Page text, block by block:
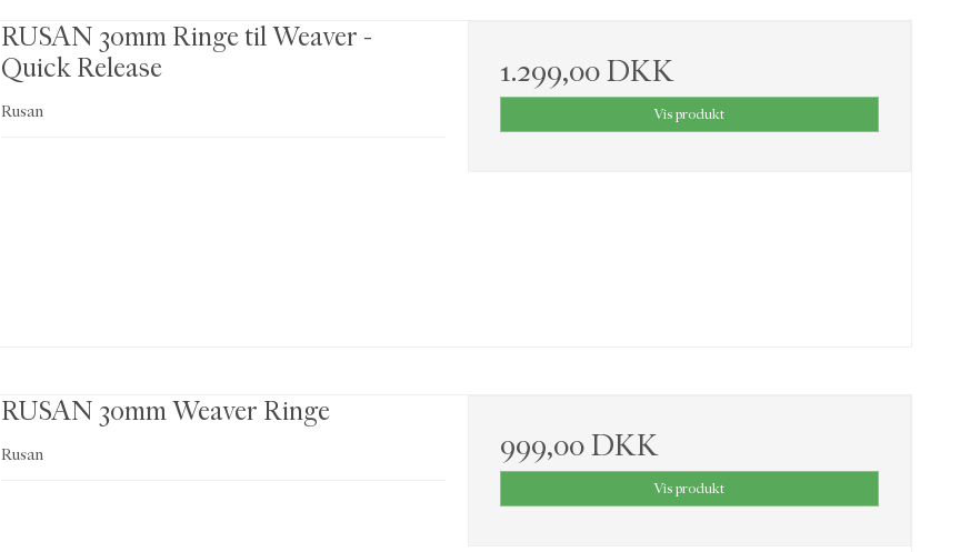
RUSAN 30mm Ringe til Weaver -
Quick Release
Rusan
1.299,00 DKK
Vis produkt
RUSAN 30mm Weaver Ringe
Rusan 999,00 DKK
Vis produkt